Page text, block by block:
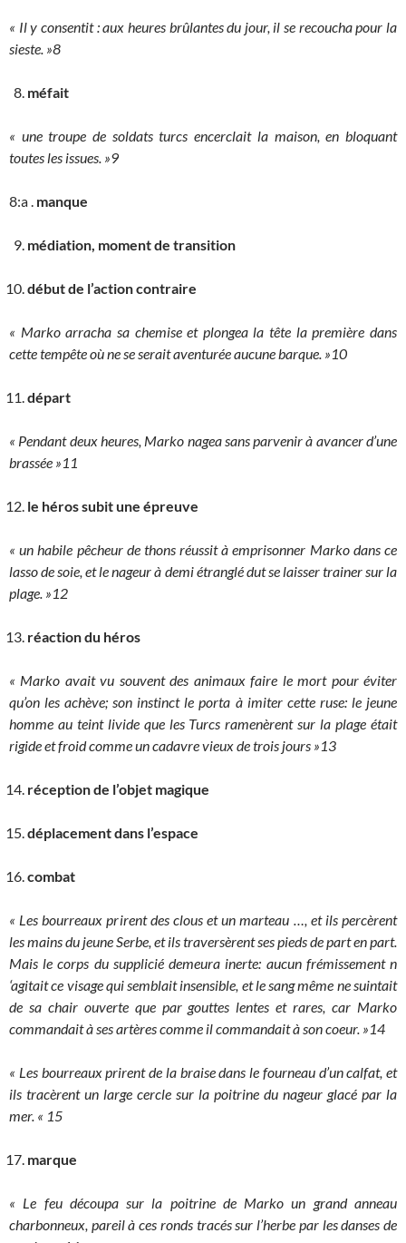
« Il y consentit : aux heures brûlantes du jour, il se recoucha pour la
sieste. »8
méfait
« une troupe de soldats turcs encerclait la maison, en bloquant
toutes les issues. »9
8:a . manque
médiation, moment de transition
début de l’action contraire
« Marko arracha sa chemise et plongea la tête la première dans
cette tempête où ne se serait aventurée aucune barque. »10
départ
« Pendant deux heures, Marko nagea sans parvenir à avancer d’une
brassée »11
le héros subit une épreuve
« un habile pêcheur de thons réussit à emprisonner Marko dans ce
lasso de soie, et le nageur à demi étranglé dut se laisser trainer sur la
plage. »12
réaction du héros
« Marko avait vu souvent des animaux faire le mort pour éviter
qu’on les achève; son instinct le porta à imiter cette ruse: le jeune
homme au teint livide que les Turcs ramenèrent sur la plage était
rigide et froid comme un cadavre vieux de trois jours »13
réception de l’objet magique
déplacement dans l’espace
combat
« Les bourreaux prirent des clous et un marteau …, et ils percèrent
les mains du jeune Serbe, et ils traversèrent ses pieds de part en part.
Mais le corps du supplicié demeura inerte: aucun frémissement n
‘agitait ce visage qui semblait insensible, et le sang même ne suintait
de sa chair ouverte que par gouttes lentes et rares, car Marko
commandait à ses artères comme il commandait à son coeur. »14
« Les bourreaux prirent de la braise dans le fourneau d’un calfat, et
ils tracèrent un large cercle sur la poitrine du nageur glacé par la
mer. « 15
marque
« Le feu découpa sur la poitrine de Marko un grand anneau
charbonneux, pareil à ces ronds tracés sur l’herbe par les danses de